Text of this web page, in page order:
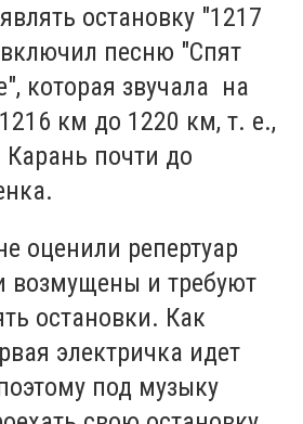
остановку "1217
песню "Спят
которая звучала на
км до 1220 км, т. е.,
Карань почти до
оценили репертуар
возмущены и требуют
остановки. Как
электричка идет
под музыку